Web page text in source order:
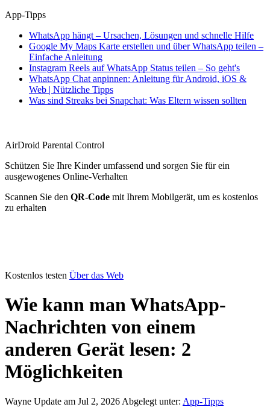
App-Tipps
WhatsApp hängt – Ursachen, Lösungen und schnelle Hilfe
Google My Maps Karte erstellen und über WhatsApp teilen –
Einfache Anleitung
Instagram Reels auf WhatsApp Status teilen – So geht's
WhatsApp Chat anpinnen: Anleitung für Android, iOS &
Web | Nützliche Tipps
Was sind Streaks bei Snapchat: Was Eltern wissen sollten
AirDroid Parental Control
Schützen Sie Ihre Kinder umfassend und sorgen Sie für ein
ausgewogenes Online-Verhalten
Scannen Sie den QR-Code mit Ihrem Mobilgerät, um es kostenlos
zu erhalten
Kostenlos testen Über das Web
Wie kann man WhatsApp-
Nachrichten von einem
anderen Gerät lesen: 2
Möglichkeiten
Wayne Update am Jul 2, 2026 Abgelegt unter: App-Tipps